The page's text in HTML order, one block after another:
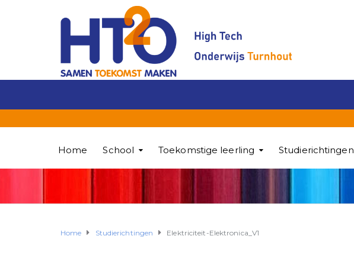
Home School Toekomstige leerling Studierichtingen
Home Studierichtingen Elektriciteit-Elektronica_V1